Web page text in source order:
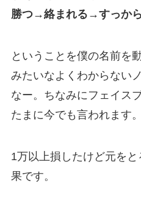
勝つ→絡まれる→すっか
ということを僕の名前を
みたいなよくわからない
なー。ちなみにフェイス
たまに今でも言われます。
1万以上損したけど元を
果です。